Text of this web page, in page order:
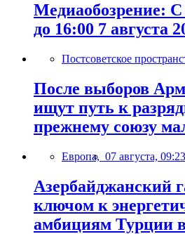
Медиаобозрение: С
до 16:00 7 августа
Постсоветское
После выборов
ищут путь к
прежнему союзу
Европа, 07 августа, 09:23
Азербайджанский
ключом к
амбициям Турции